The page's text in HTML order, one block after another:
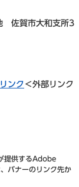
佐賀市大和支所3
ンク ＜外部リンク
提供するAdobe
バナーのリンク先か